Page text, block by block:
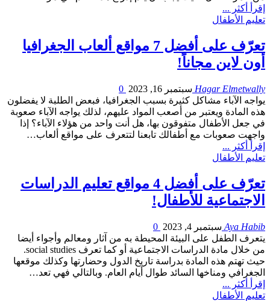
إقرأ أكثر ...
تعليم الأطفال
تعرّف على أفضل 7 مواقع ألعاب الجغرافيا
أون لاين مجاناً!
Hagar Elmetwally سبتمبر 16, 2023
يواجه الآباء مشاكل كثيرة بسبب الجغرافيا، فبعض الطلبة لا يفضلون
هذه المادة ويعتبر من أصعب المواد عليهم، لذلك يواجه الآباء صعوبة
في جعل الأطفال متفوقون بها، هل أنت واحد من هؤلاء الآباء؟ إذا
واجهت صعوبات مع أطفالك تابعنا لتتعرف على مواقع ألعاب…
إقرأ أكثر ...
تعليم الأطفال
تعرّف على أفضل 4 مواقع تعليم الدراسات
الاجتماعية للأطفال!
Aya Habib سبتمبر 4, 2023
يتعرف الطفل على البيئة المحيطة به من آثار ومعالم وأجواء أيضا
من خلال مادة الدراسات الاجتماعية أو كما تعرف social studies.
حيث تهتم هذه المادة بدراسة تاريخ الدول وحضارتها وكذلك موقعها
الجغرافي ومناخها السائد طوال أيام العام. وبالتالي فهي تعد…
إقرأ أكثر ...
تعليم الأطفال